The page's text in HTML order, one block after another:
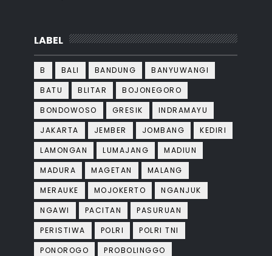
LABEL
B BALI BANDUNG
BANYUWANGI
BATU
BLITAR
BOJONEGORO
BONDOWOSO
GRESIK
INDRAMAYU
JAKARTA
JEMBER JOMBANG
KEDIRI
LAMONGAN
LUMAJANG
MADIUN
MADURA
MAGETAN
MALANG
MERAUKE
MOJOKERTO
NGANJUK
NGAWI
PACITAN
PASURUAN
PERISTIWA
POLRI
POLRI TNI
PONOROGO
PROBOLINGGO